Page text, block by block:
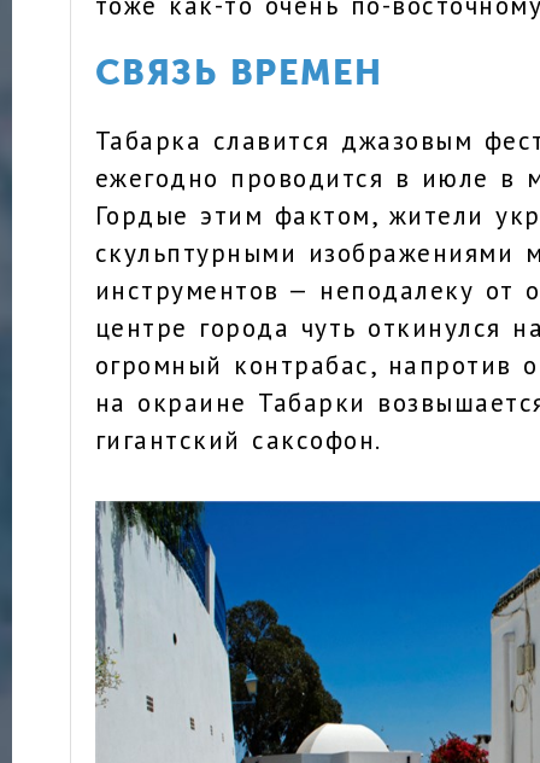
СВЯЗЬ ВРЕМЕН
Табарка славится джазовым
ежегодно проводится в июле в
Гордые этим фактом, жители
скульптурными изображениями
инструментов — неподалеку от
центре города чуть откинулся
огромный контрабас, напротив
на окраине Табарки
гигантский саксофон.